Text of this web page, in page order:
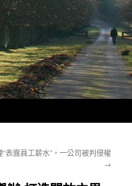
表露員工薪水”，一公司被判侵權
→